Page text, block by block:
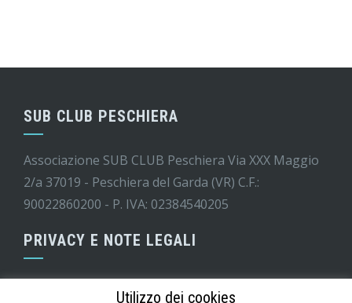
SUB CLUB PESCHIERA
Associazione SUB CLUB Peschiera Via XXX Maggio
2/a 37019 - Peschiera del Garda (VR) C.F.:
90022860200 - P. IVA: 02384540205
PRIVACY E NOTE LEGALI
Informativa GDPR
Utilizzo dei cookies